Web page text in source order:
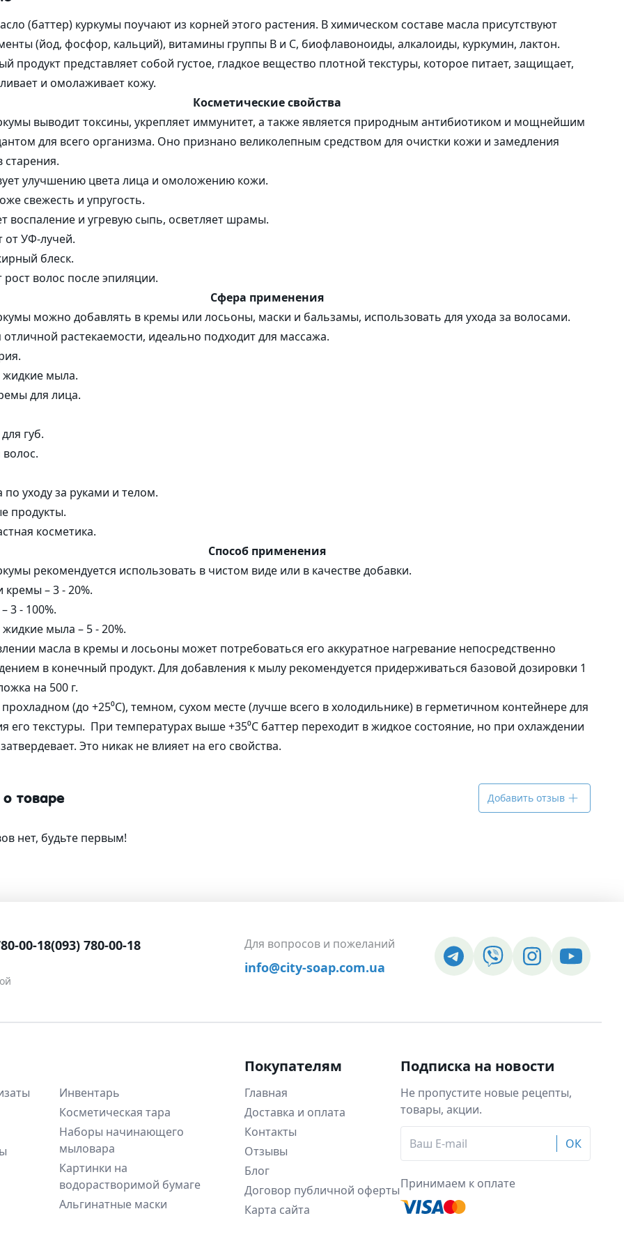
компоненты
комплексы
и Гидролизаты
Корзинки из шпона
Наполнитель
Наклейки
(баттер) куркумы поучают из корней этого растения. В химическом составе масла присутствуют
(йод, фосфор, кальций), витамины группы В и С, биофлавоноиды, алкалоиды, куркумин, лактон.
продукт представляет собой густое, гладкое вещество плотной текстуры, которое питает, защищает,
и омолаживает кожу.
Косметические свойства
выводит токсины, укрепляет иммунитет, а также является природным антибиотиком и мощнейшим
для всего организма. Оно признано великолепным средством для очистки кожи и замедления
старения.
улучшению цвета лица и омоложению кожи.
свежесть и упругость.
воспаление и угревую сыпь, осветляет шрамы.
УФ-лучей.
блеск.
рост волос после эпиляции.
Сфера применения
можно добавлять в кремы или лосьоны, маски и бальзамы, использовать для ухода за волосами.
отличной растекаемости, идеально подходит для массажа.
жидкие мыла.
для лица.
губ.
по уходу за руками и телом.
продукты.
косметика.
Способ применения
рекомендуется использовать в чистом виде или в качестве добавки.
– 3 - 20%.
3 - 100%.
мыла – 5 - 20%.
масла в кремы и лосьоны может потребоваться его аккуратное нагревание непосредственно
в конечный продукт. Для добавления к мылу рекомендуется придерживаться базовой дозировки 1
на 500 г.
(до +25⁰C), темном, сухом месте (лучше всего в холодильнике) в герметичном контейнере для
его текстуры. При температурах выше +35⁰C баттер переходит в жидкое состояние, но при охлаждении
Это никак не влияет на его свойства.
товаре Добавить отзыв
нет, будьте первым!
00-18(093) 780-00-18 Для вопросов и пожеланий
info@city-soap.com.ua
Инвентарь
Косметическая тара
Наборы начинающего
мыловара
Картинки на
водорастворимой бумаге
Альгинатные маски
Покупателям
Главная
Доставка и оплата
Контакты
Отзывы
Блог
Договор публичной оферты
Карта сайта
Подписка на новости
Не пропустите новые рецепты,
товары, акции.
ОК
Принимаем к оплате